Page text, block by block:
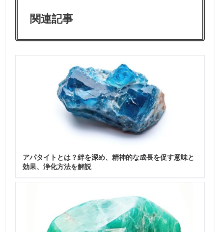
関連記事
アパタイトとは？絆を深め、精神的な成長を促す意味と
効果、浄化方法を解説